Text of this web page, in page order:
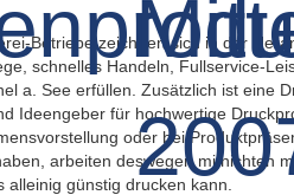
Betriebe zeichnen sich in der
schnelles Handeln, Fullservice-
a. See erfüllen. Zusätzlich ist eine
Ideengeber für hochwertige
oder bei
arbeiten deswegen mitnichten
günstig drucken kann.